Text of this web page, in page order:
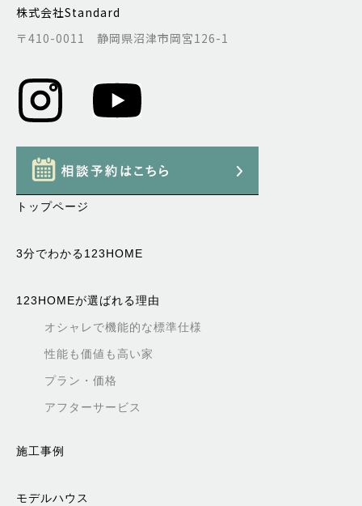
株式会社Standard
〒410-0011 静岡県沼津市岡宮126-1
トップページ
3分でわかる123HOME
123HOMEが選ばれる理由
オシャレで機能的な標準仕様
性能も価値も高い家
プラン・価格
アフターサービス
施工事例
モデルハウス